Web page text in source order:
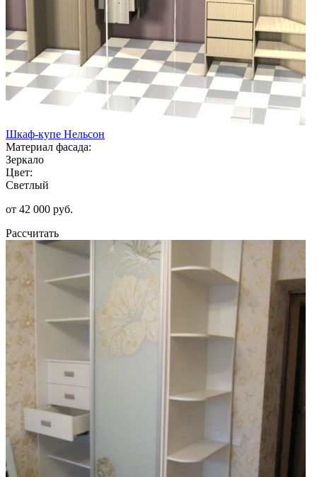
Шкаф-купе Нельсон
Материал фасада:
Зеркало
Цвет:
Светлый
от 42 000 руб.
Рассчитать